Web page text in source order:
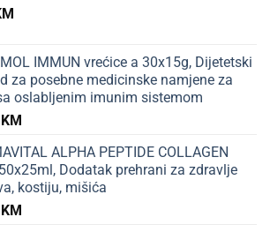
IMMUN vrećice a 30x15g, Dijetetski
za posebne medicinske namjene za
oslabljenim imunim sistemom
KM
ALPHA PEPTIDE COLLAGEN
Dodatak prehrani za zdravlje
kostiju, mišića
KM